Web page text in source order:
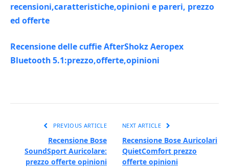
recensioni,caratteristiche,opinioni e pareri, prezzo
ed offerte
Recensione delle cuffie AfterShokz Aeropex
Bluetooth 5.1:prezzo,offerte,opinioni
PREVIOUS ARTICLE
Recensione Bose
SoundSport Auricolare:
prezzo offerte opinioni
NEXT ARTICLE
Recensione Bose Auricolari
QuietComfort prezzo
offerte opinioni